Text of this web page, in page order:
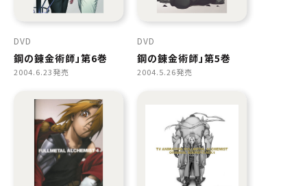
DVD
鋼の錬金術師」第6巻
2004.6.23発売
DVD
鋼の錬金術師」第5巻
2004.5.26発売